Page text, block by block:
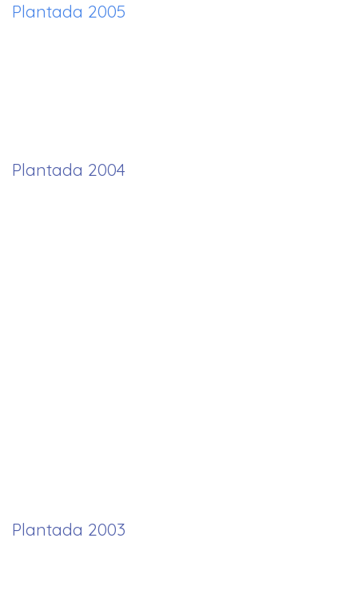
Plantada 2005
Plantada 2004
Plantada 2003